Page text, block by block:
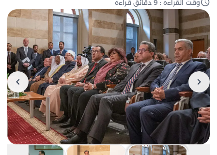
وقت القراءة : 9 دقائق قراءة